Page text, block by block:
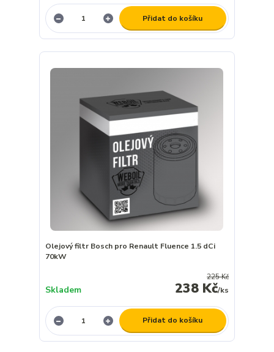
Přidat do košíku
Olejový filtr Bosch pro Renault Fluence 1.5 dCi
70kW
225 Kč
238 Kč/ks
Skladem
Přidat do košíku